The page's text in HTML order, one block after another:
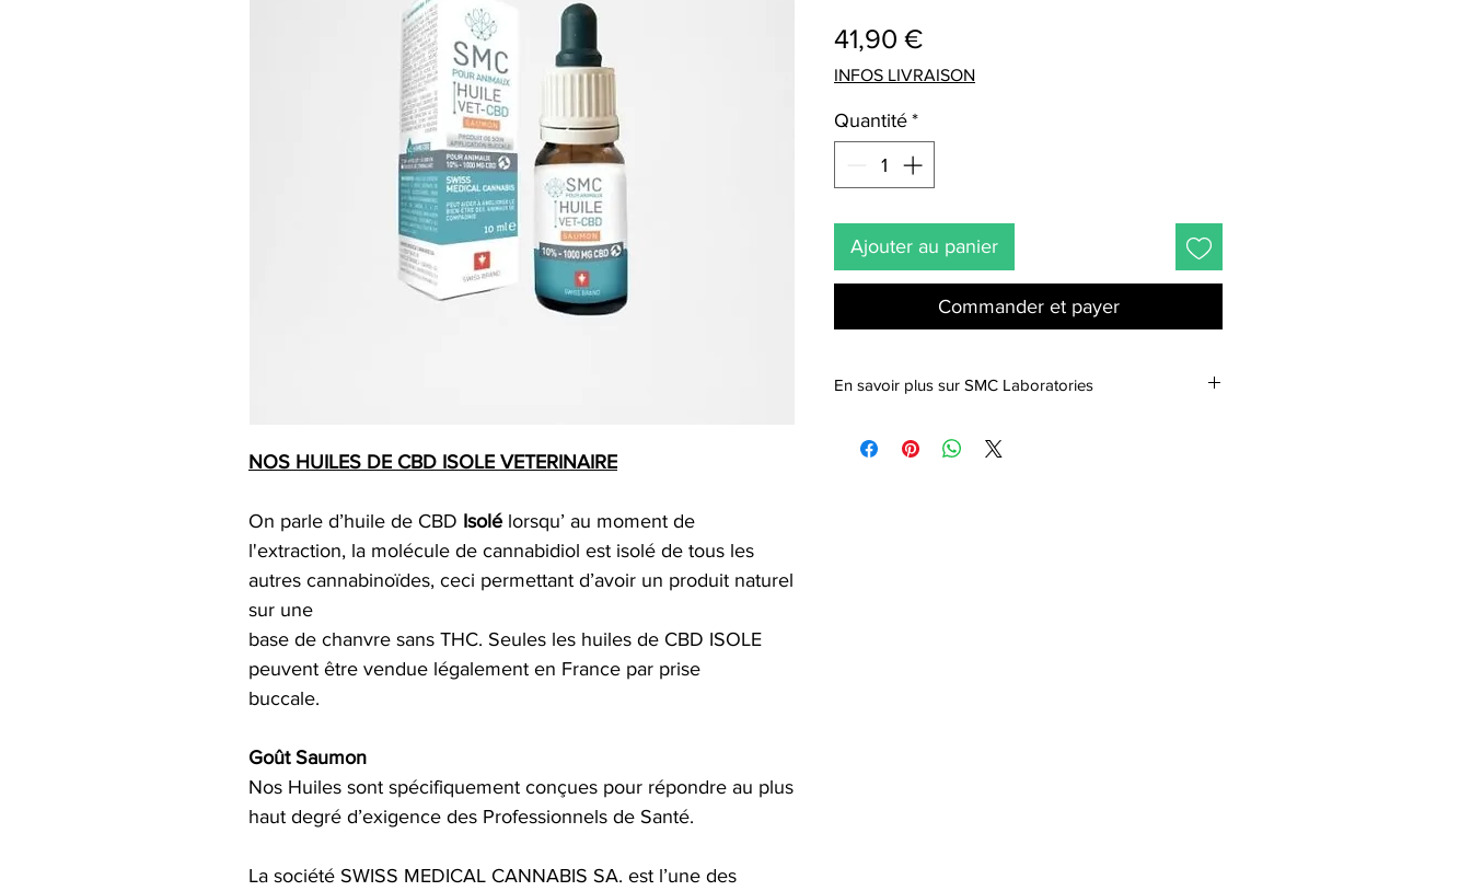
NOS HUILES DE CBD ISOLE VETERINAIRE
On parle d’huile de CBD Isolé lorsqu’ au moment de
l'extraction, la molécule de cannabidiol est isolé de tous les
autres cannabinoïdes, ceci permettant d’avoir un produit naturel
sur une
base de chanvre sans THC. Seules les huiles de CBD ISOLE
peuvent être vendue légalement en France par prise
buccale.
Goût Saumon
Nos Huiles sont spécifiquement conçues pour répondre au plus
haut degré d’exigence des Professionnels de Santé.
La société SWISS MEDICAL CANNABIS SA. est l’une des
41,90 €Prix
INFOS LIVRAISON
Quantité *
Ajouter au panier
Commander et payer
En savoir plus sur SMC Laboratories
réputée pour ses connaissances dans le domaine des